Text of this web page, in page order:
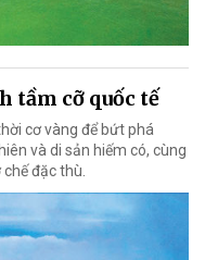
tầm cỡ quốc tế
cơ vàng để bứt phá
và di sản hiếm có, cùng
đặc thù.